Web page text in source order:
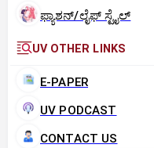
ಫ್ಯಾಶನ್/ಲೈಫ್‌ ಸ್ಟೈಲ್
UV OTHER LINKS
E-PAPER
UV PODCAST
CONTACT US